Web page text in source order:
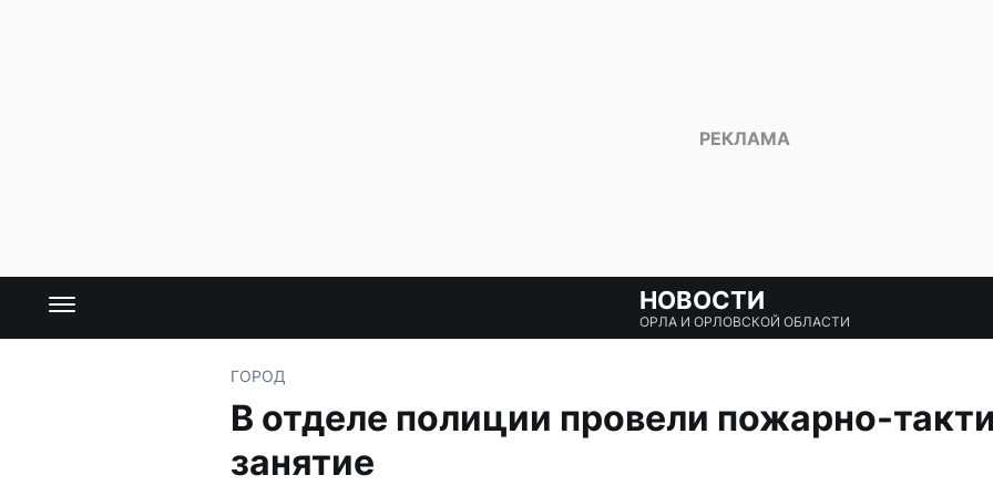
НОВОСТИ
ОРЛА И ОРЛОВСКОЙ ОБЛАСТИ
ГОРОД
В отделе полиции провели пожарно-
занятие